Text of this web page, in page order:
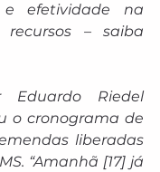
e efetividade na
recursos – saiba
Eduardo Riedel
o cronograma de
liberadas
“Amanhã [17] já